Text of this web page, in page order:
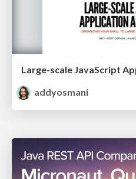
Large-scale JavaScript
addyosmani